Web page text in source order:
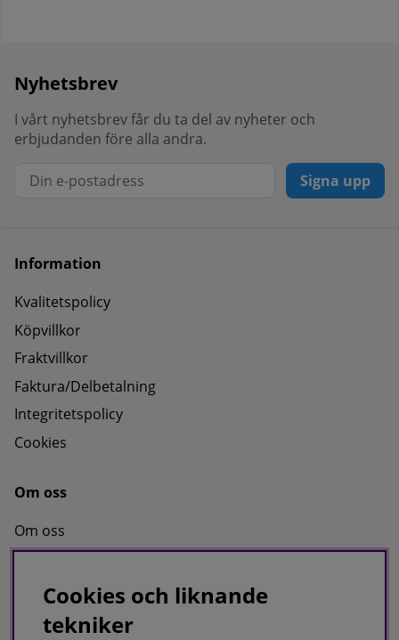
Nyhetsbrev
I vårt nyhetsbrev får du ta del av nyheter och
erbjudanden före alla andra.
Signa upp
Information
Kvalitetspolicy
Köpvillkor
Fraktvillkor
Faktura/Delbetalning
Integritetspolicy
Cookies
Om oss
Om oss
Kontakta oss
KRISTERS MÖBLER MASKIN AB
Cookies och liknande
tekniker